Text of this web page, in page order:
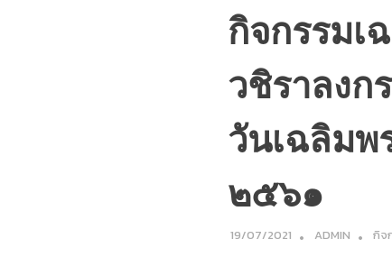
ยโสธร
กิจกรรมเ
วชิราลงก
วันเฉลิมพ
๒๕๖๑
19/07/2021 ADMIN กิจ